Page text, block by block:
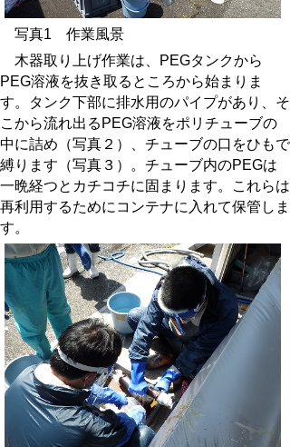
写真1 作業風景
木器取り上げ作業は、PEGタンクから
PEG溶液を抜き取るところから始まりま
す。タンク下部に排水用のパイプがあり、そ
こから流れ出るPEG溶液をポリチューブの
中に詰め（写真２）、チューブの口をひもで
縛ります（写真３）。チューブ内のPEGは
一晩経つとカチコチに固まります。これらは
再利用するためにコンテナに入れて保管しま
す。